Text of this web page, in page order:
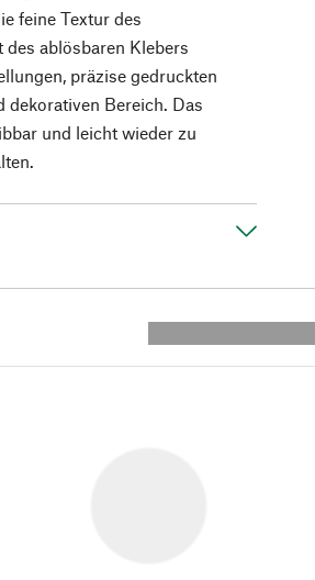
feine Textur des
ablösbaren Klebers
präzise gedruckten
Bereich. Das
und leicht wieder zu